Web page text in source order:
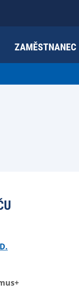
ZAMĚSTNANEC